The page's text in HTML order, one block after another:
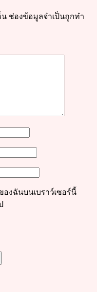
น ช่องข้อมูลจำเป็นถูกทำ
งฉันบนเบราว์เซอร์นี้